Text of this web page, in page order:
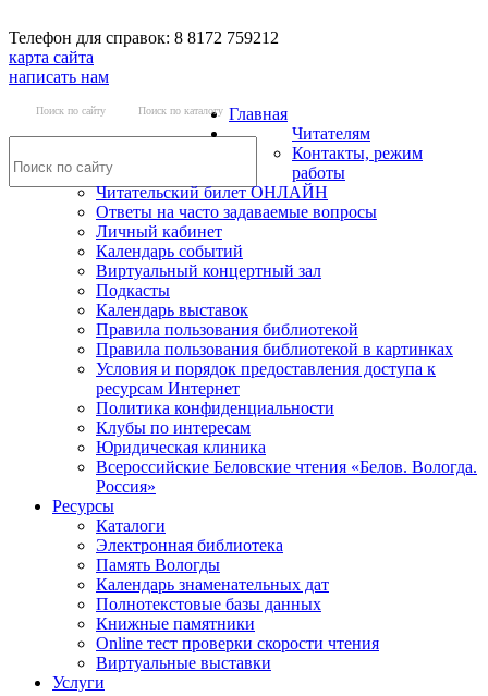
Телефон для справок: 8 8172 759212
карта сайта
написать нам
Поиск по сайту Поиск по каталогу Главная
Читателям
Контакты, режим
работы
Читательский билет ОНЛАЙН
Ответы на часто задаваемые вопросы
Личный кабинет
Календарь событий
Виртуальный концертный зал
Подкасты
Календарь выставок
Правила пользования библиотекой
Правила пользования библиотекой в картинках
Условия и порядок предоставления доступа к
ресурсам Интернет
Политика конфиденциальности
Клубы по интересам
Юридическая клиника
Всероссийские Беловские чтения «Белов. Вологда.
Россия»
Ресурсы
Каталоги
Электронная библиотека
Память Вологды
Календарь знаменательных дат
Полнотекстовые базы данных
Книжные памятники
Online тест проверки скорости чтения
Виртуальные выставки
Услуги